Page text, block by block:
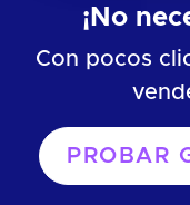
¡No
Con pocos
PROBAR